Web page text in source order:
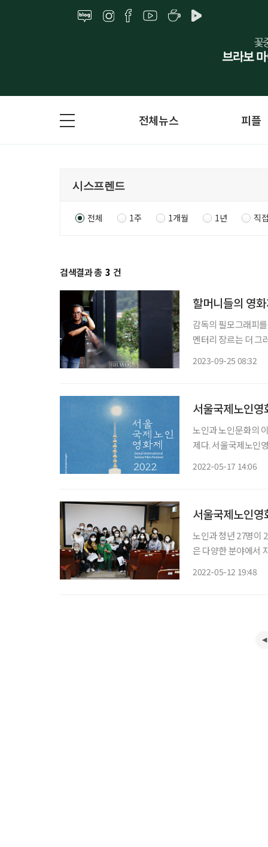
전체뉴스 피플
전체 1주 1개월 1년 직
검색결과 총 3 건
할머니들의 영
감독의 필모그래피
멘터리 장르는 더 그
2023-09-25 08:32
서울국제노인
노인과 노인문화의
제다. 서울국제노인
2022-05-17 14:06
서울국제노인
노인과 청년 27명이
은 다양한 분야에서
2022-05-12 19:48